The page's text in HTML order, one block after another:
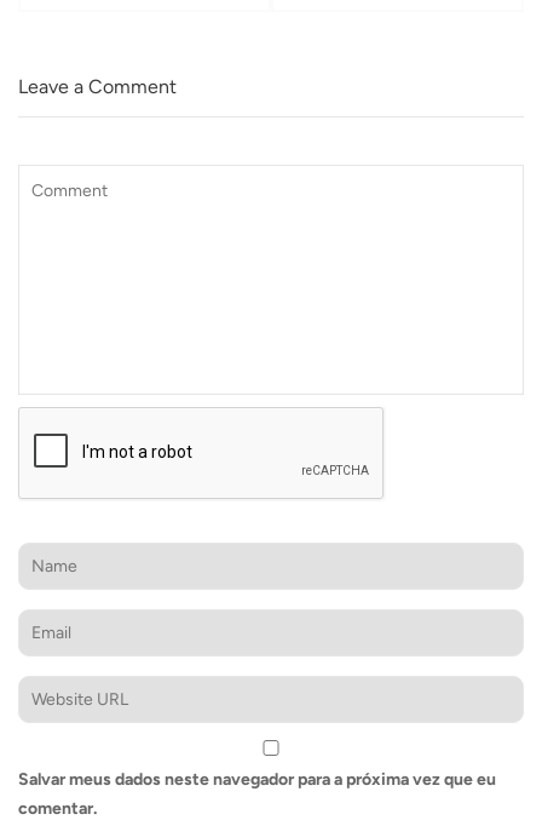
Leave a Comment
Salvar meus dados neste navegador para a próxima vez que eu
comentar.